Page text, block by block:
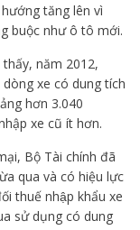
tăng lên vì
buộc như ô tô mới.
năm 2012,
xe có dung tích
hơn 3.040
xe cũ ít hơn.
Bộ Tài chính đã
qua và có hiệu lực
thuế nhập khẩu xe
sử dụng có dung